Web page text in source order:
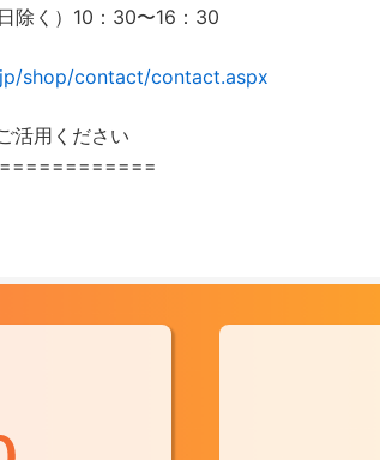
除く）10：30〜16：30
shop/contact/contact.aspx
活用ください